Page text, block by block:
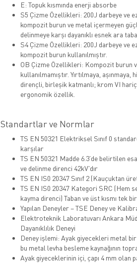
E: Topuk kısmında enerji absorbe
S5 Çizme Özellikleri: 200J darbeye ve
kompozit burun ve metal içermeyen
delinmeye karşı dayanıklı esnek ara
S4 Çizme Özellikleri: 200J darbeye ve
kompozit burun kullanılmıştır.
OB Çizme Özellikleri: Kompozit burun
kullanılmamıştır. Yırtılmaya,
dirençli, birleşik katmanlı; krom VI
ergonomik özellik.
Standartlar ve Normlar
TS EN 50321 Elektriksel Sınıf 0
karşılar
TS EN 50321 Madde 6.3’de belirtilen
ve delinme direnci 42kV'dır
TS EN IS0 20347 Sınıf 2 (Kauçuktan
TS EN IS0 20347 Kategori SRC (Hem
kayma direnci) Taban ve üst kısmı tek
Yapılan Deneyler – TSE Deney ve
Elektroteknik Laboratuvarı Ankara
Dayanıklılık Deneyi
Deney işlemi: Ayak giyecekleri metal
bu metal levha besleme kaynağının
Ayak giyeceklerinin içi, çapı 4 mm olan